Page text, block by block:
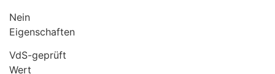
Nein
Eigenschaften
VdS-geprüft
Wert